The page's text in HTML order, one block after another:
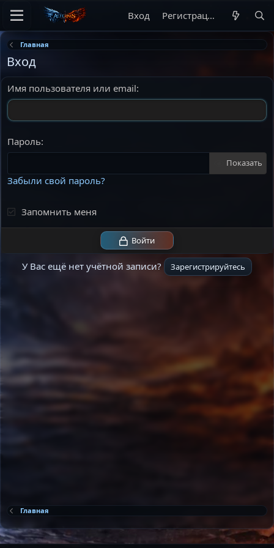
Вход Регистрация
Главная
Вход
Имя пользователя или email
Пароль
Показать
Забыли свой пароль?
Запомнить меня
Войти
У Вас ещё нет учётной записи? Зарегистрируйтесь
Главная